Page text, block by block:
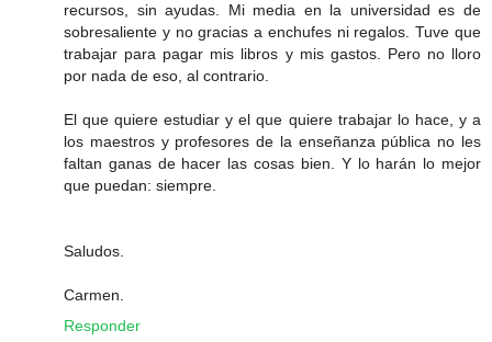
recursos, sin ayudas. Mi media en la universidad es de
sobresaliente y no gracias a enchufes ni regalos. Tuve que
trabajar para pagar mis libros y mis gastos. Pero no lloro
por nada de eso, al contrario.
El que quiere estudiar y el que quiere trabajar lo hace, y a
los maestros y profesores de la enseñanza pública no les
faltan ganas de hacer las cosas bien. Y lo harán lo mejor
que puedan: siempre.
Saludos.
Carmen.
Responder